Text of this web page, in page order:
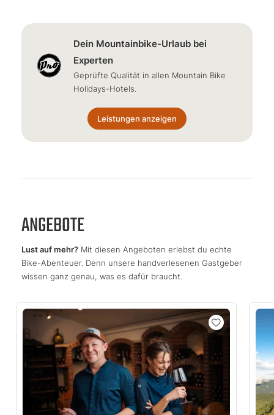
Dein Mountainbike-Urlaub bei
Experten
Geprüfte Qualität in allen Mountain Bike
Holidays-Hotels.
Leistungen anzeigen
ANGEBOTE
Lust auf mehr? Mit diesen Angeboten erlebst du echte
Bike-Abenteuer. Denn unsere handverlesenen Gastgeber
wissen ganz genau, was es dafür braucht.